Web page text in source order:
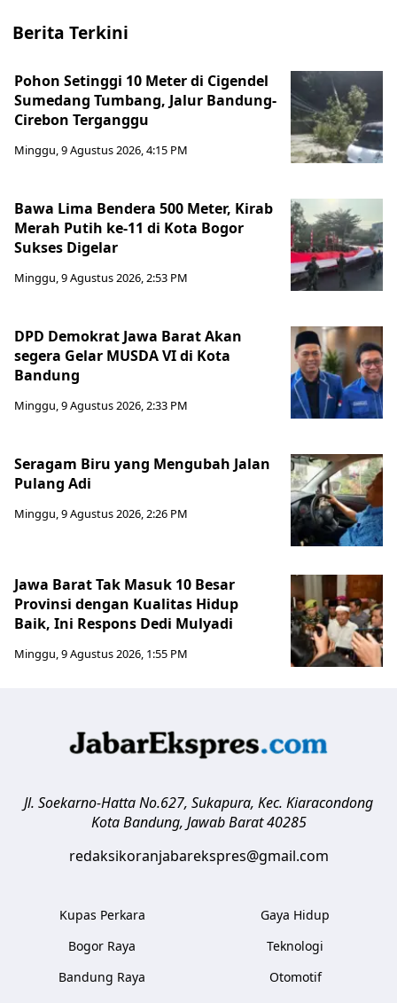
Berita Terkini
Pohon Setinggi 10 Meter di Cigendel
Sumedang Tumbang, Jalur Bandung-
Cirebon Terganggu
Minggu, 9 Agustus 2026, 4:15 PM
Bawa Lima Bendera 500 Meter, Kirab
Merah Putih ke-11 di Kota Bogor
Sukses Digelar
Minggu, 9 Agustus 2026, 2:53 PM
DPD Demokrat Jawa Barat Akan
segera Gelar MUSDA VI di Kota
Bandung
Minggu, 9 Agustus 2026, 2:33 PM
Seragam Biru yang Mengubah Jalan
Pulang Adi
Minggu, 9 Agustus 2026, 2:26 PM
Jawa Barat Tak Masuk 10 Besar
Provinsi dengan Kualitas Hidup
Baik, Ini Respons Dedi Mulyadi
Minggu, 9 Agustus 2026, 1:55 PM
Jl. Soekarno-Hatta No.627, Sukapura, Kec. Kiaracondong
Kota Bandung, Jawab Barat 40285
redaksikoranjabarekspres@gmail.com
Kupas Perkara
Bogor Raya
Bandung Raya
Gaya Hidup
Teknologi
Otomotif